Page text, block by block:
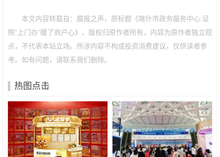
本文内容转载自：晨报之声，原标题《喀什市政务服务中心:证
照“上门办”暖了商户心》，版权归原作者所有，内容为原作者独立观
点，不代表本站立场。所涉内容不构成投资消费建议，仅供读者参
考。如有问题，请联系我们删除。
热图点击